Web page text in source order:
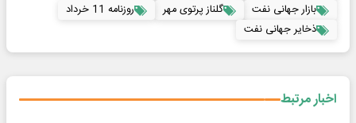
بازار جهانی نفت
گلناز پرتوی مهر
روزنامه 11 خرداد
ذخایر جهانی نفت
اخبار مرتبط